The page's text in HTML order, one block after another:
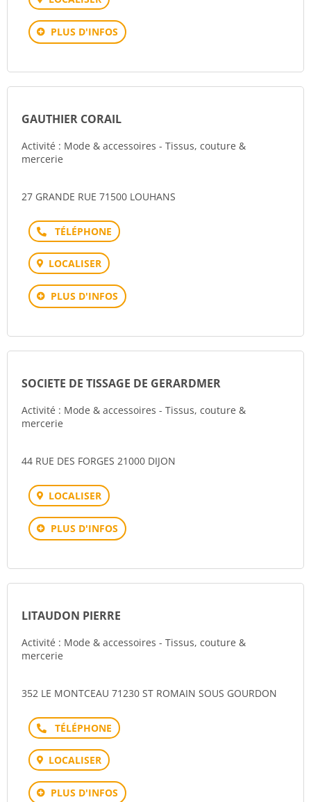
PLUS D'INFOS
GAUTHIER CORAIL
Activité : Mode & accessoires - Tissus, couture &
mercerie
27 GRANDE RUE 71500 LOUHANS
Téléphone
LOCALISER
PLUS D'INFOS
SOCIETE DE TISSAGE DE GERARDMER
Activité : Mode & accessoires - Tissus, couture &
mercerie
44 RUE DES FORGES 21000 DIJON
LOCALISER
PLUS D'INFOS
LITAUDON PIERRE
Activité : Mode & accessoires - Tissus, couture &
mercerie
352 LE MONTCEAU 71230 ST ROMAIN SOUS GOURDON
Téléphone
LOCALISER
PLUS D'INFOS